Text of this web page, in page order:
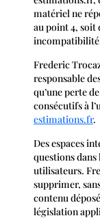
matériel ne
au point 4, soit
Frederic
responsable
qu’une perte
consécutifs à
estimations.fr.
Des espaces
questions dans
utilisateurs.
supprimer,
contenu
législation